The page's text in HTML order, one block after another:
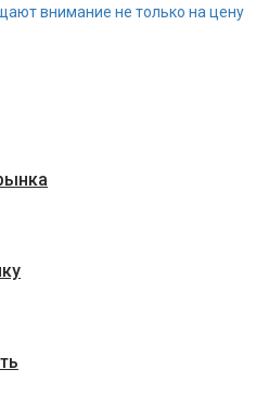
внимание не только на цену